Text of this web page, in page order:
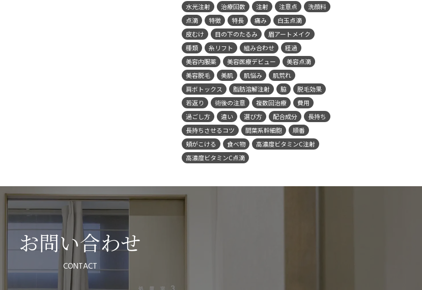
水光注射
治療回数 注射 注意点
洗顔料
点滴
特徴 特長 痛み
白玉点滴
皮むけ
目の下のたるみ
眉アートメイク
種類
糸リフト 組み合わせ
経過
美容内服薬
美容医療デビュー
美容点滴
美容脱毛
美肌 肌悩み
肌荒れ
肩ボトックス
脂肪溶解注射 脇
脱毛効果
若返り
術後の注意 複数回治療
費用
過ごし方
違い 選び方 配合成分
長持ち
長持ちさせるコツ
間葉系幹細胞
順番
頬がこける
食べ物
高濃度ビタミンC注射
高濃度ビタミンC点滴
お問い合わせ
CONTACT